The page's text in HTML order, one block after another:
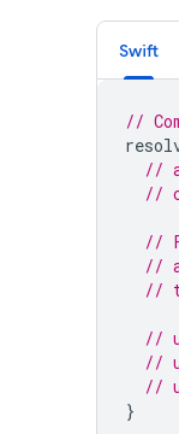
Swift
//
//
//
//
//
//
//
//
//
}